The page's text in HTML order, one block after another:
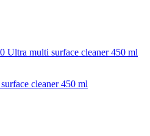
cleaner 450 ml